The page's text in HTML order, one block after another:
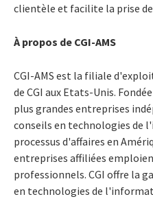
clientèle et facilite la prise
À propos de CGI-AMS
CGI-AMS est la filiale
de CGI aux Etats-Unis.
plus grandes entreprises
conseils en technologies de
processus d'affaires en
entreprises affiliées
professionnels. CGI offre la
en technologies de